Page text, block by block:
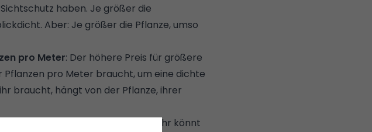
haben. Je größer die
Aber: Je größer die Pflanze, umso
pro Meter: Der höhere Preis für größere
pro Meter braucht, um eine dichte
braucht, hängt von der Pflanze, ihrer
es, ihr pflanzt die Hecke im Herbst. Ihr könnt